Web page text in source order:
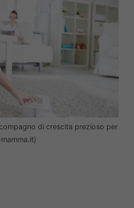
di crescita prezioso per